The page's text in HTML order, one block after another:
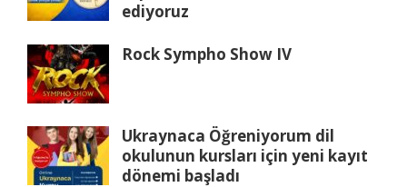
ediyoruz
Rock Sympho Show IV
Ukraynaca Öğreniyorum dil
okulunun kursları için yeni kayıt
dönemi başladı